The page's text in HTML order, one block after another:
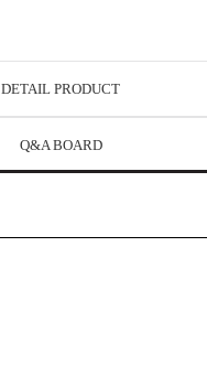
DETAIL PRODUCT
Q&A BOARD